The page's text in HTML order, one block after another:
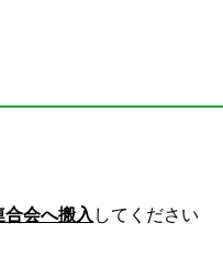
会へ搬入 してください